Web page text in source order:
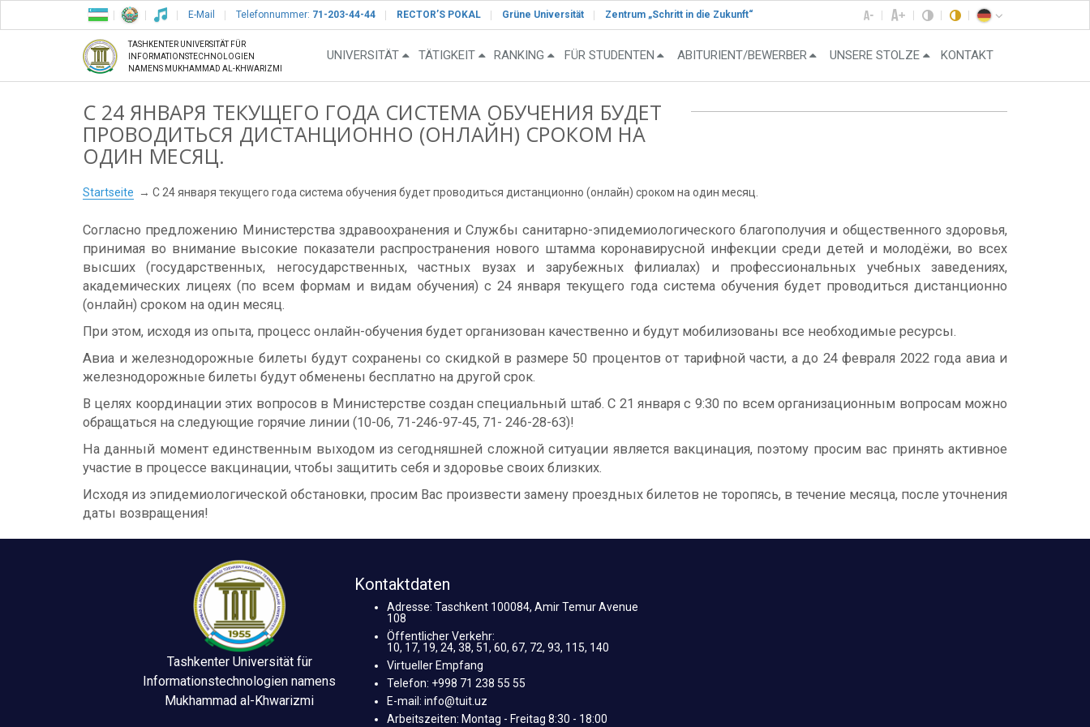
E-Mail Telefonnummer: 71-203-44-44 RECTOR’S POKAL Grüne Universität Zentrum „Schritt in die Zukunft“
TASHKENTER UNIVERSITÄT FÜR
INFORMATIONSTECHNOLOGIEN
NAMENS MUKHAMMAD AL-KHWARIZMI
UNIVERSITÄT TÄTIGKEIT RANKING FÜR STUDENTEN ABITURIENT/BEWERBER UNSERE STOLZE KONTAKT
С 24 ЯНВАРЯ ТЕКУЩЕГО ГОДА СИСТЕМА ОБУЧЕНИЯ БУДЕТ
ПРОВОДИТЬСЯ ДИСТАНЦИОННО (ОНЛАЙН) СРОКОМ НА
ОДИН МЕСЯЦ.
Startseite С 24 января текущего года система обучения будет проводиться дистанционно (онлайн) сроком на один месяц.
Согласно предложению Министерства здравоохранения и Службы санитарно-эпидемиологического благополучия и общественного здоровья,
принимая во внимание высокие показатели распространения нового штамма коронавирусной инфекции среди детей и молодёжи, во всех
высших (государственных, негосударственных, частных вузах и зарубежных филиалах) и профессиональных учебных заведениях,
академических лицеях (по всем формам и видам обучения) с 24 января текущего года система обучения будет проводиться дистанционно
(онлайн) сроком на один месяц.
При этом, исходя из опыта, процесс онлайн-обучения будет организован качественно и будут мобилизованы все необходимые ресурсы.
Авиа и железнодорожные билеты будут сохранены со скидкой в размере 50 процентов от тарифной части, а до 24 февраля 2022 года авиа и
железнодорожные билеты будут обменены бесплатно на другой срок.
В целях координации этих вопросов в Министерстве создан специальный штаб. С 21 января с 9:30 по всем организационным вопросам можно
обращаться на следующие горячие линии (10-06, 71-246-97-45, 71- 246-28-63)!
На данный момент единственным выходом из сегодняшней сложной ситуации является вакцинация, поэтому просим вас принять активное
участие в процессе вакцинации, чтобы защитить себя и здоровье своих близких.
Исходя из эпидемиологической обстановки, просим Вас произвести замену проездных билетов не торопясь, в течение месяца, после уточнения
даты возвращения!
Tashkenter Universität für
Informationstechnologien namens
Mukhammad al-Khwarizmi
Kontaktdaten
Adresse: Taschkent 100084, Amir Temur Avenue
108
Öffentlicher Verkehr:
10, 17, 19, 24, 38, 51, 60, 67, 72, 93, 115, 140
Virtueller Empfang
Telefon: +998 71 238 55 55
E-mail: info@tuit.uz
Arbeitszeiten: Montag - Freitag 8:30 - 18:00